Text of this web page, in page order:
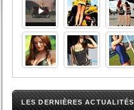
LES DERNIÈRES ACTUALITÉS